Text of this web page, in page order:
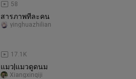
58
สารภาพทีละคน
17.1K
yinghuazhilian
แมว|แมวดูดนม
Xiangxinqiji